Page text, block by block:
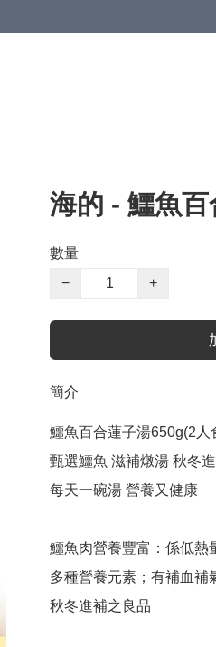
海的 - 鱷魚
數量
−
+
簡介
鱷魚百合蓮子湯650g(2人
甄選鱷魚 滋補燉湯 秋冬
每天一碗湯 營養又健康
鱷魚肉營養豐富：係低熱
多種營養元素；有補血補
秋冬進補之良品